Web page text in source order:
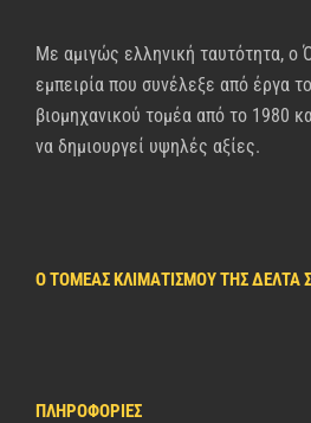
Με αμιγώς ελληνική ταυτότητα, ο
εμπειρία που συνέλεξε από έργα
βιομηχανικού τομέα από το 1980
να δημιουργεί υψηλές αξίες.
Ο ΤΟΜΈΑΣ ΚΛΙΜΑΤΙΣΜΟΎ ΤΗΣ ΔΈΛΤΑ
ΠΛΗΡΟΦΟΡΊΕΣ